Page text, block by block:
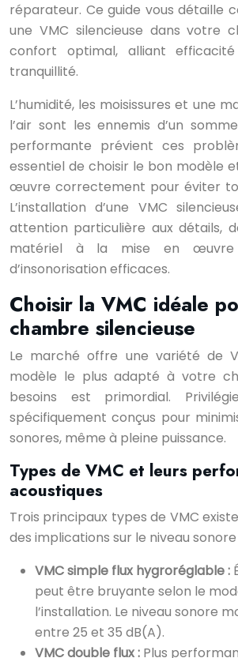
réparateur. Ce guide vous détaille
une VMC silencieuse dans votre
confort optimal, alliant
tranquillité.
L’humidité, les moisissures et une
l’air sont les ennemis d’un
performante prévient ces
essentiel de choisir le bon modèle
œuvre correctement pour éviter
L’installation d’une VMC
attention particulière aux détails,
matériel à la mise en œuvre
d’insonorisation efficaces.
Choisir la VMC idéale
chambre silencieuse
Le marché offre une variété de
modèle le plus adapté à votre
besoins est primordial.
spécifiquement conçus pour
sonores, même à pleine puissance.
Types de VMC et leurs
acoustiques
Trois principaux types de VMC
des implications sur le niveau sonore
VMC simple flux hygroréglable :
peut être bruyante selon le
l’installation. Le niveau sonore
entre 25 et 35 dB(A).
VMC double flux : Plus